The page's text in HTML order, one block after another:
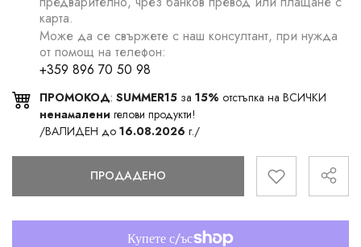
карта.
Може да се свържете с наш консултант, при нужда
от помощ на телефон:
+359 896 70 50 98
ПРОМОКОД: SUMMER15 за 15% отстъпка на ВСИЧКИ
ненамалени гелови продукти!
/ВАЛИДЕН до 16.08.2026 г./
ПРОДАДЕНО